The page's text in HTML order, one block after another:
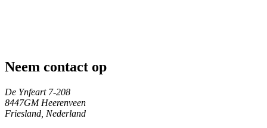
Neem contact op
De Ynfeart 7-208
8447GM Heerenveen
Friesland, Nederland